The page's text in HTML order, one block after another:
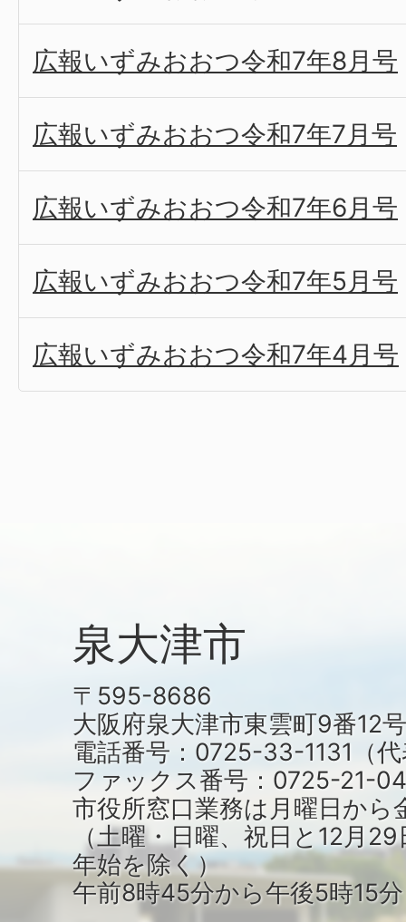
広報いずみおおつ令和7年8月号
広報いずみおおつ令和7年7月号
広報いずみおおつ令和7年6月号
広報いずみおおつ令和7年5月号
広報いずみおおつ令和7年4月号
泉大津市
〒595-8686
大阪府泉大津市東雲町9番12号
電話番号：0725-33-1131（
ファックス番号：0725-21-
市役所窓口業務は月曜日から
（土曜・日曜、祝日と12月
年始を除く）
午前8時45分から午後5時15